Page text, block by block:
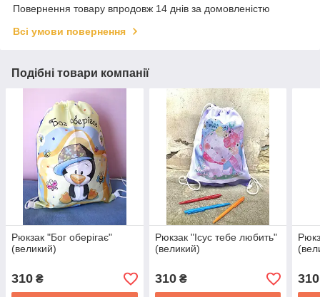
Повернення товару впродовж 14 днів за домовленістю
Всі умови повернення
Подібні товари компанії
Рюкзак "Бог оберігає"
(великий)
310 ₴
Рюкзак "Ісус тебе любить"
(великий)
310₴ 310